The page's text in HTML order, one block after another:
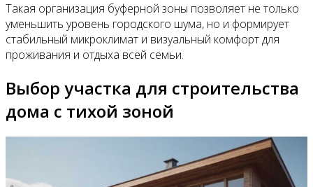
Такая организация буферной зоны позволяет не только
уменьшить уровень городского шума, но и формирует
стабильный микроклимат и визуальный комфорт для
проживания и отдыха всей семьи.
Выбор участка для строительства
дома с тихой зоной